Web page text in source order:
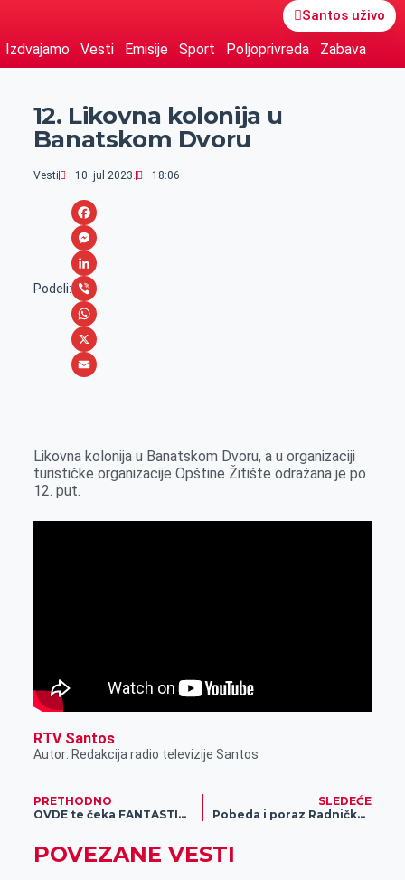
Santos uživo
Izdvajamo Vesti Emisije Sport Poljoprivreda Zabava
12. Likovna kolonija u
Banatskom Dvoru
Vesti 10. jul 2023. 18:06
Podeli:
F
a
c
e
b
o
M
e
s
s
e
r
L
i
n
k
n
V
i
b
W
h
A
p
X
i
l
Likovna kolonija u Banatskom Dvoru, a u organizaciji
turističke organizacije Opštine Žitište odražana je po
12. put.
RTV Santos
Autor: Redakcija radio televizije Santos
PRETHODNO
OVDE te čeka FANTASTIČAN BONUS SVAKODNEVNO – Deponuj i uživaj u ZABAVI!
SLEDEĆE
Pobeda i poraz Radničkog na startu priprema
POVEZANE VESTI